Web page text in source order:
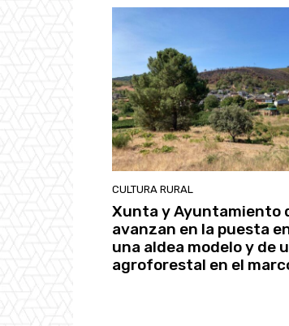
CULTURA RURAL
Xunta y Ayuntamiento
avanzan en la puesta
una aldea modelo y de
agroforestal en el